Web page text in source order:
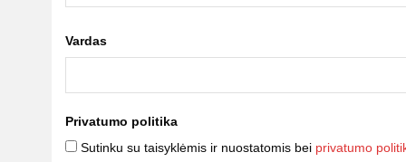
Vardas
Privatumo politika
Sutinku su taisyklėmis ir nuostatomis bei privatumo